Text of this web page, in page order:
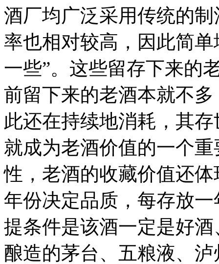
酒厂均广泛采用传统的
率也相对较高，因此简
一些”。这些留存下来的
前留下来的老酒本就不
此还在持续地消耗，其
就成为老酒价值的一个
性，老酒的收藏价值还
年份决定品质，每存放
提条件是该酒一定是好
酿造的茅台、五粮液、